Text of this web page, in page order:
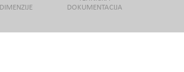
DIMENZIJE
DOKUMENTACIJA